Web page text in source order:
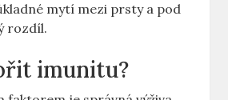
mytí mezi prsty a pod
rozdíl.
imunitu?